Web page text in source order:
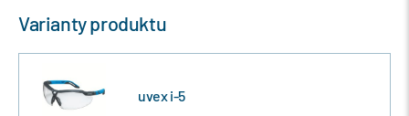
Varianty produktu
uvex i-5